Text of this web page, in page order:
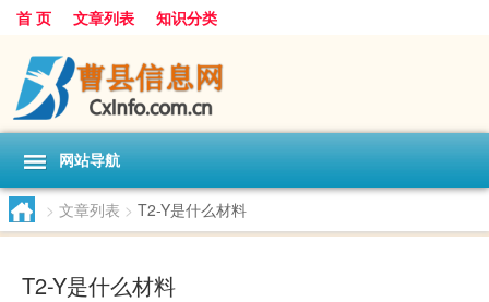
首 页 文章列表 知识分类
网站导航
> 文章列表 > T2-Y是什么材料
T2-Y是什么材料